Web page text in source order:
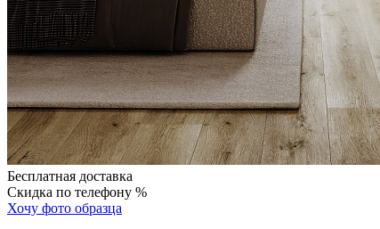
Бесплатная доставка
Скидка по телефону %
Хочу фото образца